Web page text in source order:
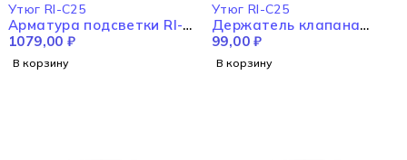
Утюг RI-C25
Арматура подсветки RI-
C25
1079,00 ₽
В корзину
Утюг RI-C25
Держатель клапана
регулирования
испарителя в сборе RI-
99,00₽
В корзину